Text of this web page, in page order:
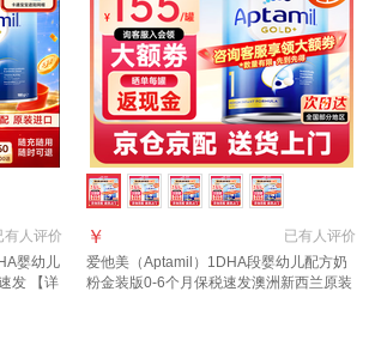
有人评价
婴幼儿
发 【详
已有人评价
￥
爱他美（Aptamil）1DHA段婴幼儿配方奶
粉金装版0-6个月保税速发澳洲新西兰原装